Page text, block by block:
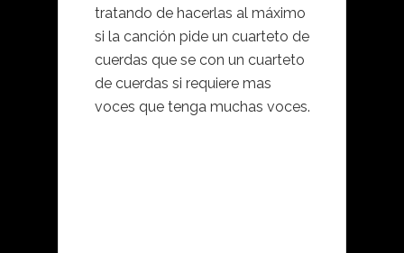
tratando de hacerlas al máximo
si la canción pide un cuarteto de
cuerdas que se con un cuarteto
de cuerdas si requiere mas
voces que tenga muchas voces.